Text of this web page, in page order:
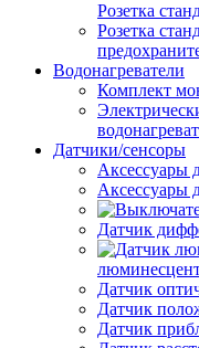
Розетка
Розетка
Водонагреватели
Комплект
Датчики/сенсоры
Аксессуары
Аксессуары
Датчик
Датчик
Датчик
Датчик